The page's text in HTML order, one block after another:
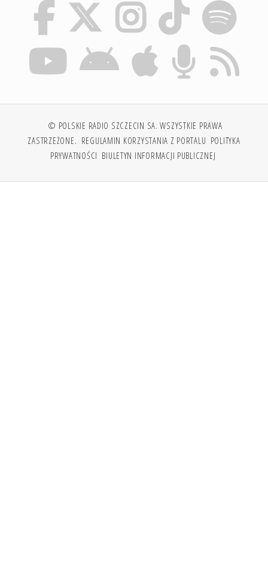
© POLSKIE RADIO SZCZECIN SA. WSZYSTKIE PRAWA
ZASTRZEŻONE. REGULAMIN KORZYSTANIA Z PORTALU POLITYKA
PRYWATNOŚCI BIULETYN INFORMACJI PUBLICZNEJ